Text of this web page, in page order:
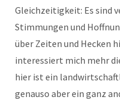
Gleichzeitigkeit: Es sind
Stimmungen und
über Zeiten und Hecken
interessiert mich mehr
hier ist ein
genauso aber ein ganz